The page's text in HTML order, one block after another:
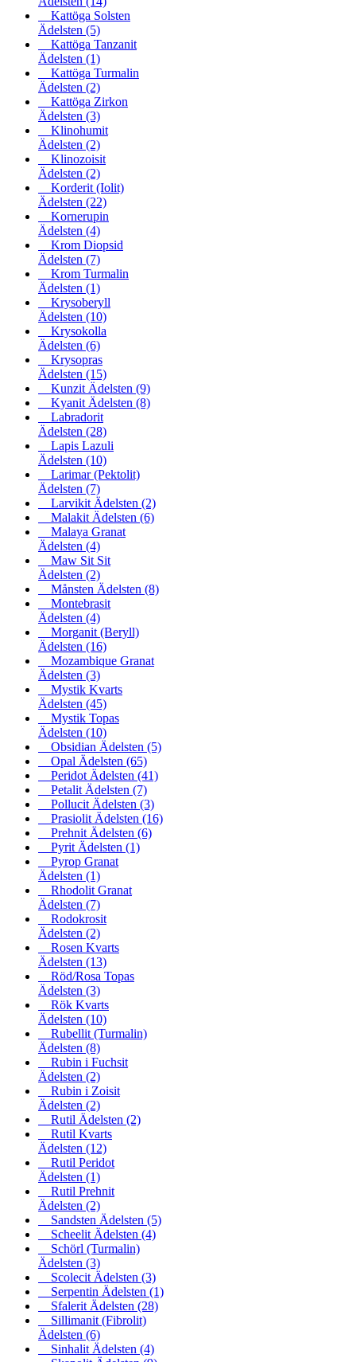
Kattöga Solsten
Ädelsten (5)
Kattöga Tanzanit
Ädelsten (1)
Kattöga Turmalin
Ädelsten (2)
Kattöga Zirkon
Ädelsten (3)
Klinohumit
Ädelsten (2)
Klinozoisit
Ädelsten (2)
Korderit (Iolit)
Ädelsten (22)
Kornerupin
Ädelsten (4)
Krom Diopsid
Ädelsten (7)
Krom Turmalin
Ädelsten (1)
Krysoberyll
Ädelsten (10)
Krysokolla
Ädelsten (6)
Krysopras
Ädelsten (15)
Kunzit Ädelsten (9)
Kyanit Ädelsten (8)
Labradorit
Ädelsten (28)
Lapis Lazuli
Ädelsten (10)
Larimar (Pektolit)
Ädelsten (7)
Larvikit Ädelsten (2)
Malakit Ädelsten (6)
Malaya Granat
Ädelsten (4)
Maw Sit Sit
Ädelsten (2)
Månsten Ädelsten (8)
Montebrasit
Ädelsten (4)
Morganit (Beryll)
Ädelsten (16)
Mozambique Granat
Ädelsten (3)
Mystik Kvarts
Ädelsten (45)
Mystik Topas
Ädelsten (10)
Obsidian Ädelsten (5)
Opal Ädelsten (65)
Peridot Ädelsten (41)
Petalit Ädelsten (7)
Pollucit Ädelsten (3)
Prasiolit Ädelsten (16)
Prehnit Ädelsten (6)
Pyrit Ädelsten (1)
Pyrop Granat
Ädelsten (1)
Rhodolit Granat
Ädelsten (7)
Rodokrosit
Ädelsten (2)
Rosen Kvarts
Ädelsten (13)
Röd/Rosa Topas
Ädelsten (3)
Rök Kvarts
Ädelsten (10)
Rubellit (Turmalin)
Ädelsten (8)
Rubin i Fuchsit
Ädelsten (2)
Rubin i Zoisit
Ädelsten (2)
Rutil Ädelsten (2)
Rutil Kvarts
Ädelsten (12)
Rutil Peridot
Ädelsten (1)
Rutil Prehnit
Ädelsten (2)
Sandsten Ädelsten (5)
Scheelit Ädelsten (4)
Schörl (Turmalin)
Ädelsten (3)
Scolecit Ädelsten (3)
Serpentin Ädelsten (1)
Sfalerit Ädelsten (28)
Sillimanit (Fibrolit)
Ädelsten (6)
Sinhalit Ädelsten (4)